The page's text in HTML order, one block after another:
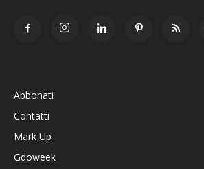
Abbonati
Contatti
Mark Up
Gdoweek